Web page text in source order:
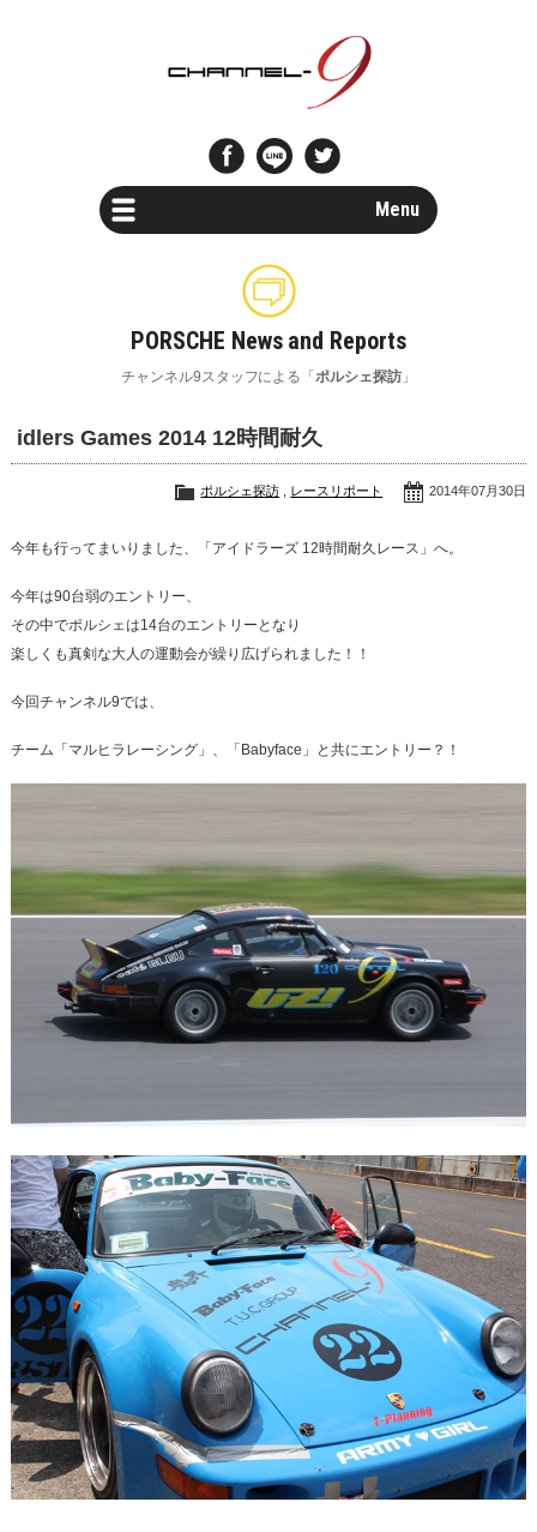
Menu
ポルシェスペシャルショップ一覧
整備・メンテナンス工場
PORSCHE News and Reports
チャンネル9スタッフによる「ポルシェ探訪 」
idlers Games 2014 12時間耐久
2014年07月30日
ポルシェ探訪 レースリポート
今年も行ってまいりました、「アイドラーズ 12時間耐久レース」へ。
今年は90台弱のエントリー、
その中でポルシェは14台のエントリーとなり
楽しくも真剣な大人の運動会が繰り広げられました！！
今回チャンネル9では、
チーム「マルヒラレーシング」、「Babyface」と共にエントリー？！